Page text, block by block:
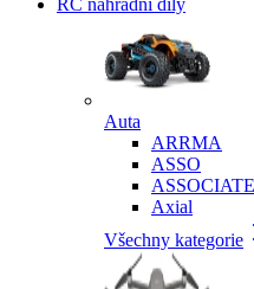
RC náhradní díly
Auta
ARRMA
ASSO
Axial
Všechny kategorie